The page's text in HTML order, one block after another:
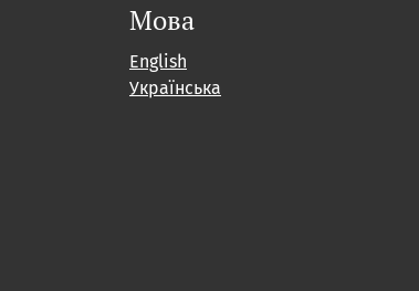
Мова
English
Українська